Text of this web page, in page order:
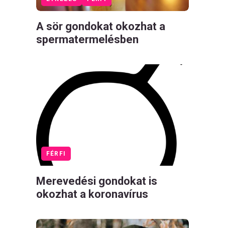
A sör gondokat okozhat a
spermatermelésben
FÉRFI
Merevedési gondokat is
okozhat a koronavírus